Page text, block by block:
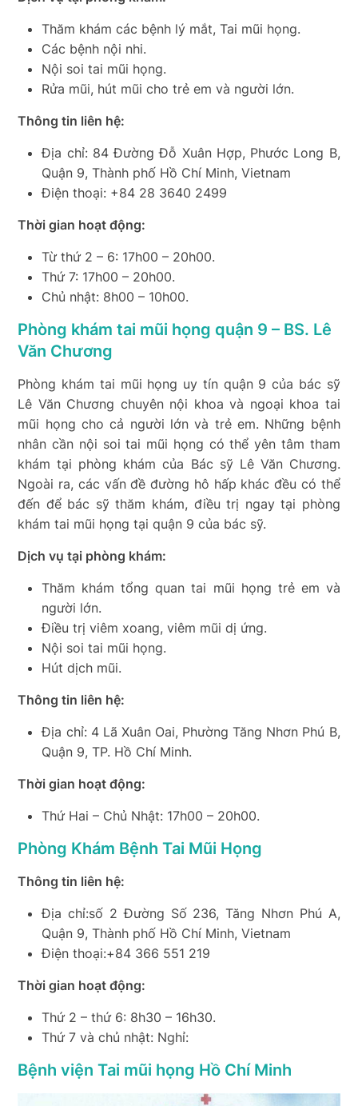
Thăm khám các bệnh lý mắt, Tai mũi họng.
Các bệnh nội nhi.
Nội soi tai mũi họng.
Rửa mũi, hút mũi cho trẻ em và người lớn.
Thông tin liên hệ:
Địa chỉ: 84 Đường Đỗ Xuân Hợp, Phước Long B,
Quận 9, Thành phố Hồ Chí Minh, Vietnam
Điện thoại: +84 28 3640 2499
Thời gian hoạt động:
Từ thứ 2 – 6: 17h00 – 20h00.
Thứ 7: 17h00 – 20h00.
Chủ nhật: 8h00 – 10h00.
Phòng khám tai mũi họng quận 9 – BS. Lê
Văn Chương
Phòng khám tai mũi họng uy tín quận 9 của bác sỹ
Lê Văn Chương chuyên nội khoa và ngoại khoa tai
mũi họng cho cả người lớn và trẻ em. Những bệnh
nhân cần nội soi tai mũi họng có thể yên tâm tham
khám tại phòng khám của Bác sỹ Lê Văn Chương.
Ngoài ra, các vấn đề đường hô hấp khác đều có thể
đến để bác sỹ thăm khám, điều trị ngay tại phòng
khám tai mũi họng tại quận 9 của bác sỹ.
Dịch vụ tại phòng khám:
Thăm khám tổng quan tai mũi họng trẻ em và
người lớn.
Điều trị viêm xoang, viêm mũi dị ứng.
Nội soi tai mũi họng.
Hút dịch mũi.
Thông tin liên hệ:
Địa chỉ: 4 Lã Xuân Oai, Phường Tăng Nhơn Phú B,
Quận 9, TP. Hồ Chí Minh.
Thời gian hoạt động:
Thứ Hai – Chủ Nhật: 17h00 – 20h00.
Phòng Khám Bệnh Tai Mũi Họng
Thông tin liên hệ:
Địa chỉ:số 2 Đường Số 236, Tăng Nhơn Phú A,
Quận 9, Thành phố Hồ Chí Minh, Vietnam
Điện thoại:+84 366 551 219
Thời gian hoạt động:
Thứ 2 – thứ 6: 8h30 – 16h30.
Thứ 7 và chủ nhật: Nghỉ:
Bệnh viện Tai mũi họng Hồ Chí Minh